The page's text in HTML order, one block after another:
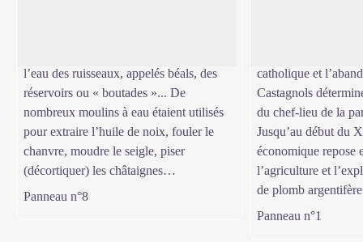
l’eau des ruisseaux, appelés béals, des
réservoirs ou « boutades »... De
nombreux moulins à eau étaient utilisés
pour extraire l’huile de noix, fouler le
chanvre, moudre le seigle, piser
(décortiquer) les châtaignes…
Panneau n°8
catholique et
Castagnols
du chef-lieu de la
Jusqu’au début du
économique repose
l’agriculture et
de plomb
Panneau n°1